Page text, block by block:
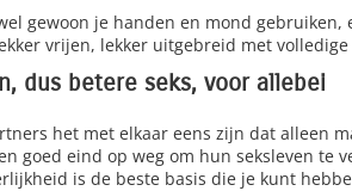
gewoon je handen en mond gebruiken,
vrijen, lekker uitgebreid met
dus betere seks, voor allebei
het met elkaar eens zijn dat alleen
goed eind op weg om hun seksleven te
is de beste basis die je kunt